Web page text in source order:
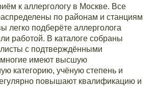
к аллергологу в Москве. Все
по районам и станциям
легко подберёте аллерголога
работой. В каталоге собраны
с подтверждёнными
имеют высшую
категорию, учёную степень и
повышают квалификацию и